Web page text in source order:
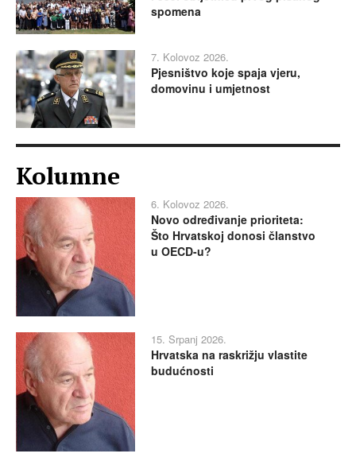
spomena
7. Kolovoz 2026.
Pjesništvo koje spaja vjeru,
domovinu i umjetnost
Kolumne
6. Kolovoz 2026.
Novo određivanje prioriteta:
Što Hrvatskoj donosi članstvo
u OECD-u?
15. Srpanj 2026.
Hrvatska na raskrižju vlastite
budućnosti